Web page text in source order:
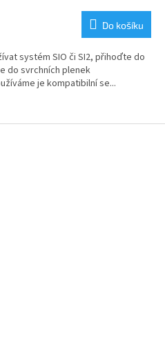
Do košíku
systém SIO či SI2, přihoďte do
do svrchních plenek
je kompatibilní se...